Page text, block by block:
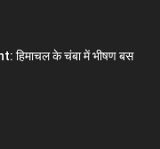
हिमाचल के चंबा में भीषण बस